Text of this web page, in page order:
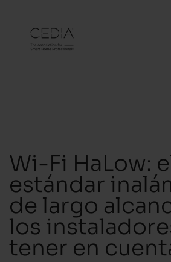
Wi-Fi HaLow:
estándar
de largo
los
tener en